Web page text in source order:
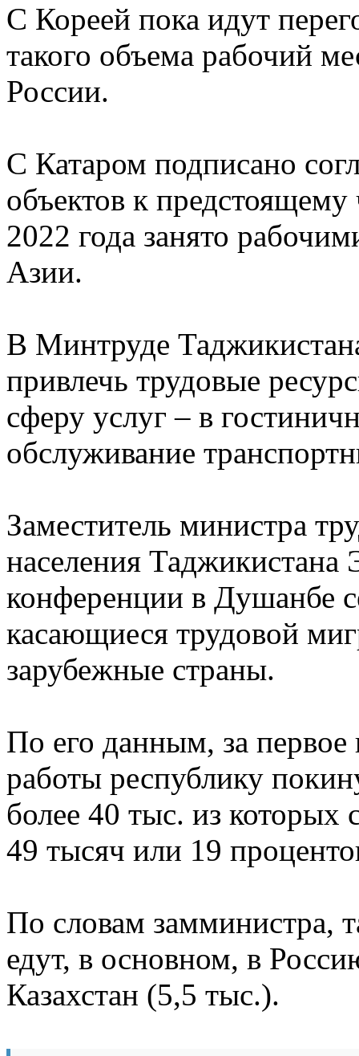
С Кореей пока идут
такого объема рабочий
России.
С Катаром подписано
объектов к
2022 года занято
Азии.
В Минтруде
привлечь трудовые
сферу услуг – в
обслуживание
Заместитель министра
населения
конференции в Душанбе
касающиеся трудовой
зарубежные страны.
По его данным, за первое
работы республику
более 40 тыс. из
49 тысяч или 19
По словам замминистра,
едут, в основном, в
Казахстан (5,5 тыс.).